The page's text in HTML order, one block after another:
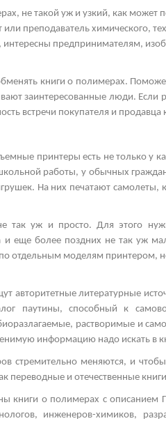
не такой уж и узкий, как может
преподаватель химического,
интересны предпринимателям,
книги о полимерах.
заинтересованные люди. Если
встречи покупателя и продавца
принтеры есть не только у
работы, у обычных
На них печатают
не так уж и просто. Для этого
и еще более поздних не так уж
отдельным моделям принтером,
авторитетные литературные
паутины, способный к
растворимые и
информацию надо искать в
стремительно меняются, и
переводные и отечественные
книги о полимерах с
инженеров-химиков,